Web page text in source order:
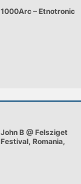
1000Arc – Etnotronic
John B @ Felsziget
Festival, Romania,